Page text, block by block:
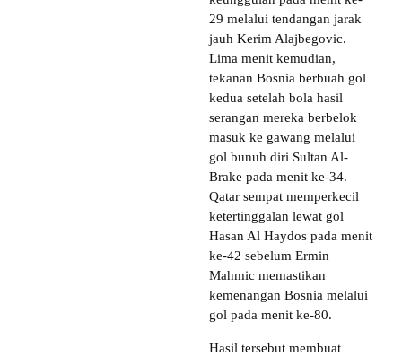
29 melalui tendangan jarak
jauh Kerim Alajbegovic.
Lima menit kemudian,
tekanan Bosnia berbuah gol
kedua setelah bola hasil
serangan mereka berbelok
masuk ke gawang melalui
gol bunuh diri Sultan Al-
Brake pada menit ke-34.
Qatar sempat memperkecil
ketertinggalan lewat gol
Hasan Al Haydos pada menit
ke-42 sebelum Ermin
Mahmic memastikan
kemenangan Bosnia melalui
gol pada menit ke-80.
Hasil tersebut membuat